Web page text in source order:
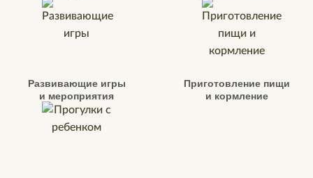
Развивающие игры
и мероприятия
Приготовление пищи
и кормление